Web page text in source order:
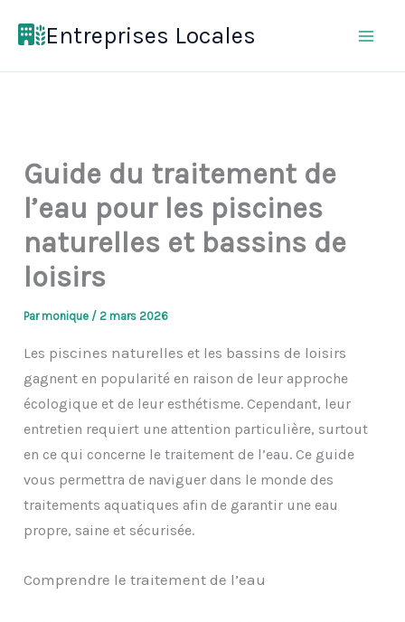
Entreprises Locales
Guide du traitement de
l’eau pour les piscines
naturelles et bassins de
loisirs
Parmonique /2 mars 2026
Les piscines naturelles et les bassins de loisirs
gagnent en popularité en raison de leur approche
écologique et de leur esthétisme. Cependant, leur
entretien requiert une attention particulière, surtout
en ce qui concerne le traitement de l’eau. Ce guide
vous permettra de naviguer dans le monde des
traitements aquatiques afin de garantir une eau
propre, saine et sécurisée.
Comprendre le traitement de l’eau